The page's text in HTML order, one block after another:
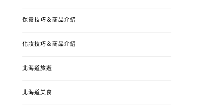
保養技巧＆商品介紹
化妝技巧＆商品介紹
北海道旅遊
北海道美食